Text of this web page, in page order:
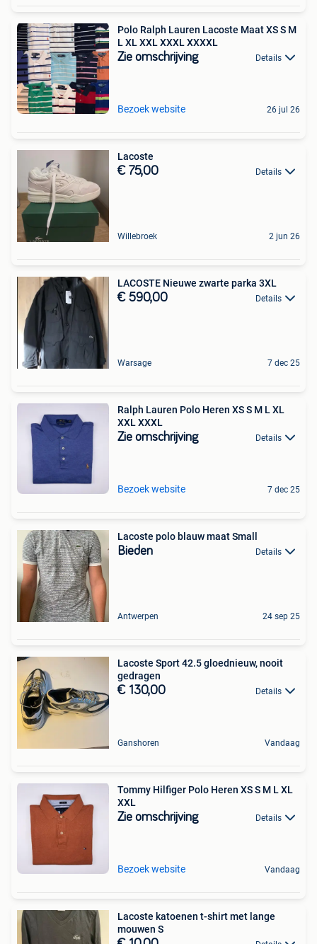
Polo Ralph Lauren Lacoste Maat XS S M
L XL XXL XXXL XXXXL
Zie omschrijving Details
Bezoek website 26 jul 26
Lacoste
€ 75,00 Details
Willebroek 2 jun 26
LACOSTE Nieuwe zwarte parka 3XL
€ 590,00 Details
Warsage 7 dec 25
Ralph Lauren Polo Heren XS S M L XL
XXL XXXL
Zie omschrijving Details
Bezoek website 7 dec 25
Lacoste polo blauw maat Small
Bieden Details
Antwerpen 24 sep 25
Lacoste Sport 42.5 gloednieuw, nooit
gedragen
€ 130,00 Details
Ganshoren Vandaag
Tommy Hilfiger Polo Heren XS S M L XL
XXL
Zie omschrijving Details
Bezoek website Vandaag
Lacoste katoenen t-shirt met lange
mouwen S